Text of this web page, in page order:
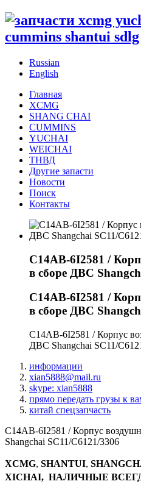
Russian
English
Главная
XCMG
SHANG CHAI
CUMMINS
YUCHAI
WEICHAI
ТНВД
Другие запасти
Новости
Поиск
Контакты
C14AB-6I2581 /
в сборе ДВС
C14AB-6I2581 /
в сборе ДВС
C14AB-6I2581 / Корпус
ДВС Shangchai SC11/
информации
xian5888@mail.ru
skype: xian5888
прямо передать грузы к
китай спецзапчасть
C14AB-6I2581 / Корпус
Shangchai SC11/C6121/3306
XCMG, SHANTUI,
XICHAI, НАЛИЧНЫЕ